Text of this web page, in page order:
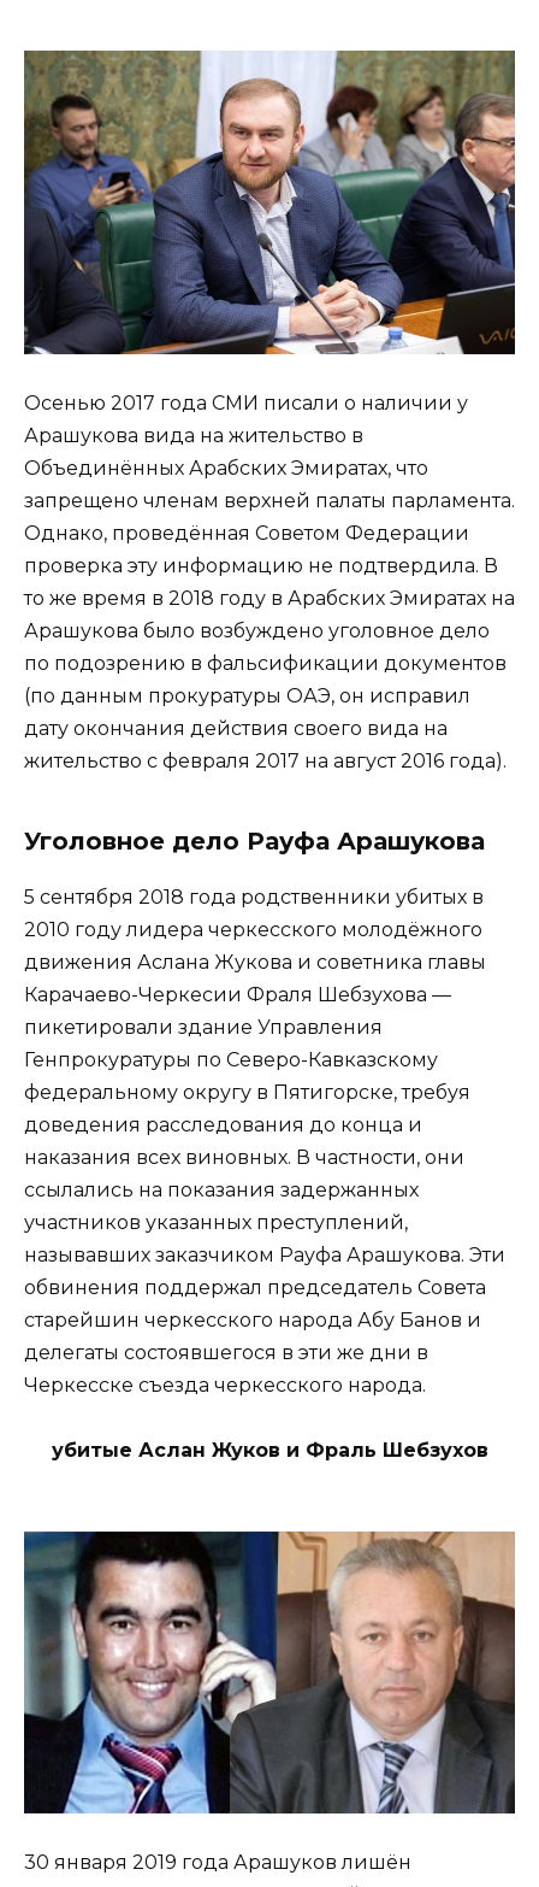
Осенью 2017 года СМИ писали о наличии у
Арашукова вида на жительство в
Объединённых Арабских Эмиратах, что
запрещено членам верхней палаты парламента.
Однако, проведённая Советом Федерации
проверка эту информацию не подтвердила. В
то же время в 2018 году в Арабских Эмиратах на
Арашукова было возбуждено уголовное дело
по подозрению в фальсификации документов
(по данным прокуратуры ОАЭ, он исправил
дату окончания действия своего вида на
жительство с февраля 2017 на август 2016 года).
Уголовное дело Рауфа Арашукова
5 сентября 2018 года родственники убитых в
2010 году лидера черкесского молодёжного
движения Аслана Жукова и советника главы
Карачаево-Черкесии Фраля Шебзухова —
пикетировали здание Управления
Генпрокуратуры по Северо-Кавказскому
федеральному округу в Пятигорске, требуя
доведения расследования до конца и
наказания всех виновных. В частности, они
ссылались на показания задержанных
участников указанных преступлений,
называвших заказчиком Рауфа Арашукова. Эти
обвинения поддержал председатель Совета
старейшин черкесского народа Абу Банов и
делегаты состоявшегося в эти же дни в
Черкесске съезда черкесского народа.
убитые Аслан Жуков и Фраль Шебзухов
30 января 2019 года Арашуков лишён